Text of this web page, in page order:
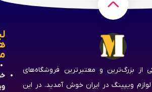
بزرگ‌ترین و معتبرترین فروشگاه‌های
ویپینگ در ایران خوش آمدید. در این